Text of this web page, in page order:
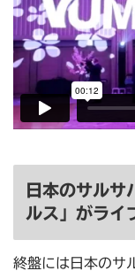
日本のサルサ
ルス」がライ
終盤には日本のサ